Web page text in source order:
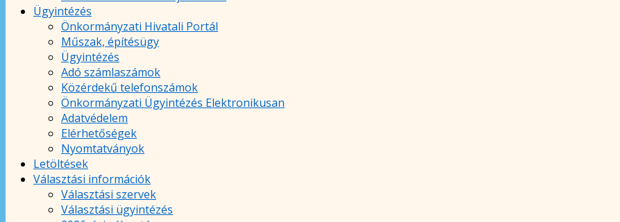
Ügyintézés
Önkormányzati Hivatali Portál
Műszak, építésügy
Ügyintézés
Adó számlaszámok
Közérdekű telefonszámok
Önkormányzati Ügyintézés Elektronikusan
Adatvédelem
Elérhetőségek
Nyomtatványok
Letöltések
Választási információk
Választási szervek
Választási ügyintézés